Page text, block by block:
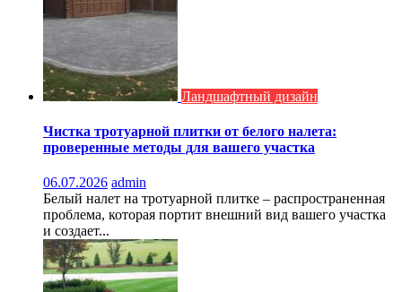
Ландшафтный дизайн
Чистка тротуарной плитки от белого налета:
проверенные методы для вашего участка
06.07.2026 admin
Белый налет на тротуарной плитке – распространенная
проблема, которая портит внешний вид вашего участка
и создает...